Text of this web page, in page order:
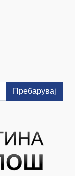
Пребарувај